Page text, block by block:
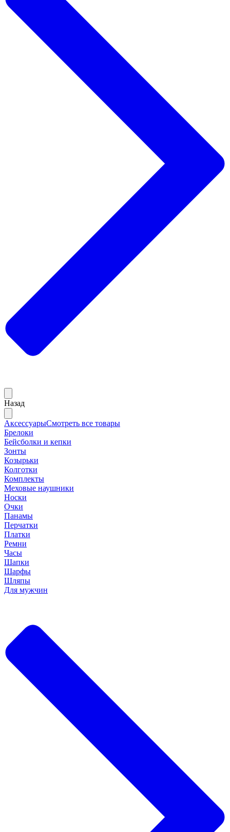
Назад
АксессуарыСмотреть все товары
Брелоки
Бейсболки и кепки
Зонты
Козырьки
Колготки
Комплекты
Меховые наушники
Носки
Очки
Панамы
Перчатки
Платки
Ремни
Часы
Шапки
Шарфы
Шляпы
Для мужчин